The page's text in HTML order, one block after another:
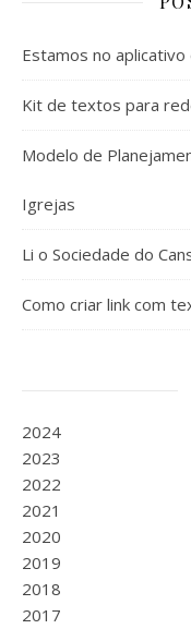
Estamos no aplicativo
Kit de textos para
Modelo de
Igrejas
Li o Sociedade do
Como criar link com
2024
2023
2022
2021
2020
2019
2018
2017